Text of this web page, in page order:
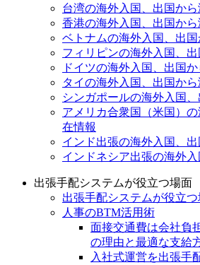
台湾の海外入国、出国から
香港の海外入国、出国から
ベトナムの海外入国、出
フィリピンの海外入国、
ドイツの海外入国、出国
タイの海外入国、出国から
シンガポールの海外入国
アメリカ合衆国（米国）
在情報
インド出張の海外入国、
インドネシア出張の海外
出張手配システムが役立つ場面
出張手配システムが役立つ
人事のBTM活用術
面接交通費は会社負
の理由と最適な支給
入社式運営を出張手